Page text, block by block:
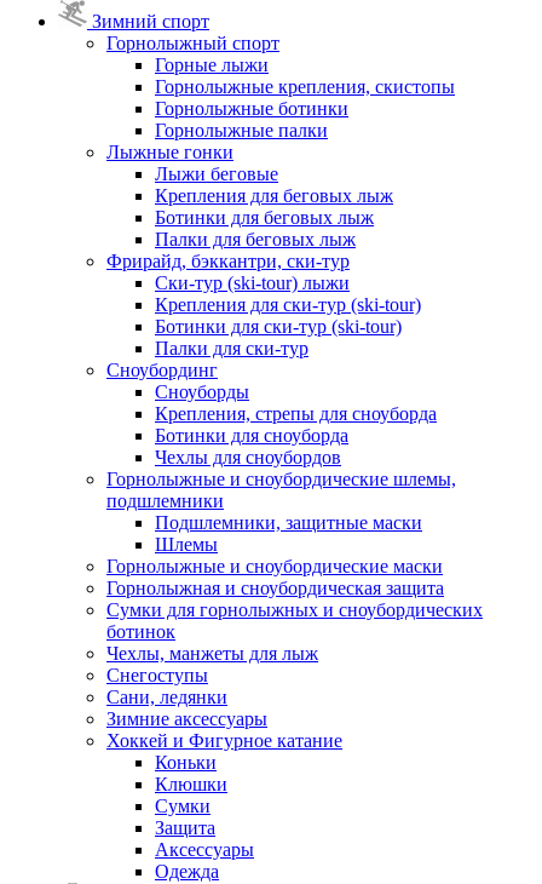
Зимний спорт
Горнолыжный спорт
Горные лыжи
Горнолыжные крепления, скистопы
Горнолыжные ботинки
Горнолыжные палки
Лыжные гонки
Лыжи беговые
Крепления для беговых лыж
Ботинки для беговых лыж
Палки для беговых лыж
Фрирайд, бэккантри, ски-тур
Ски-тур (ski-tour) лыжи
Крепления для ски-тур (ski-tour)
Ботинки для ски-тур (ski-tour)
Палки для ски-тур
Сноубординг
Сноуборды
Крепления, стрепы для сноуборда
Ботинки для сноуборда
Чехлы для сноубордов
Горнолыжные и сноубордические шлемы,
подшлемники
Подшлемники, защитные маски
Шлемы
Горнолыжные и сноубордические маски
Горнолыжная и сноубордическая защита
Сумки для горнолыжных и сноубордических
ботинок
Чехлы, манжеты для лыж
Снегоступы
Сани, ледянки
Зимние аксессуары
Хоккей и Фигурное катание
Коньки
Клюшки
Сумки
Защита
Аксессуары
Одежда